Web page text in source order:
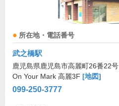
所在地・電話番号
武之橋駅
鹿児島県鹿児島市高麗町26番22号
On Your Mark 高麗3F [地図]
099-250-3777